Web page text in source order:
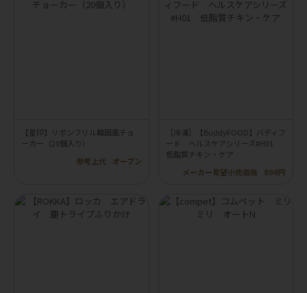
【星印】リボンフリル韓国風チョ
ーカー（20個入り）
参考上代
オープン
［冷凍］【BuddyFOOD】バディフ
ード ヘルスケアシリーズ#H01
低脂質チキン・ケア
メーカー希望小売価格
898円